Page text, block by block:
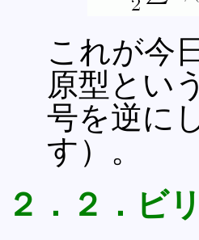
これが今
原型とい
号を逆に
す）。
２．２．ビ